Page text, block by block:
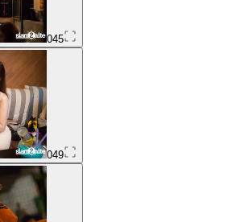
045
049